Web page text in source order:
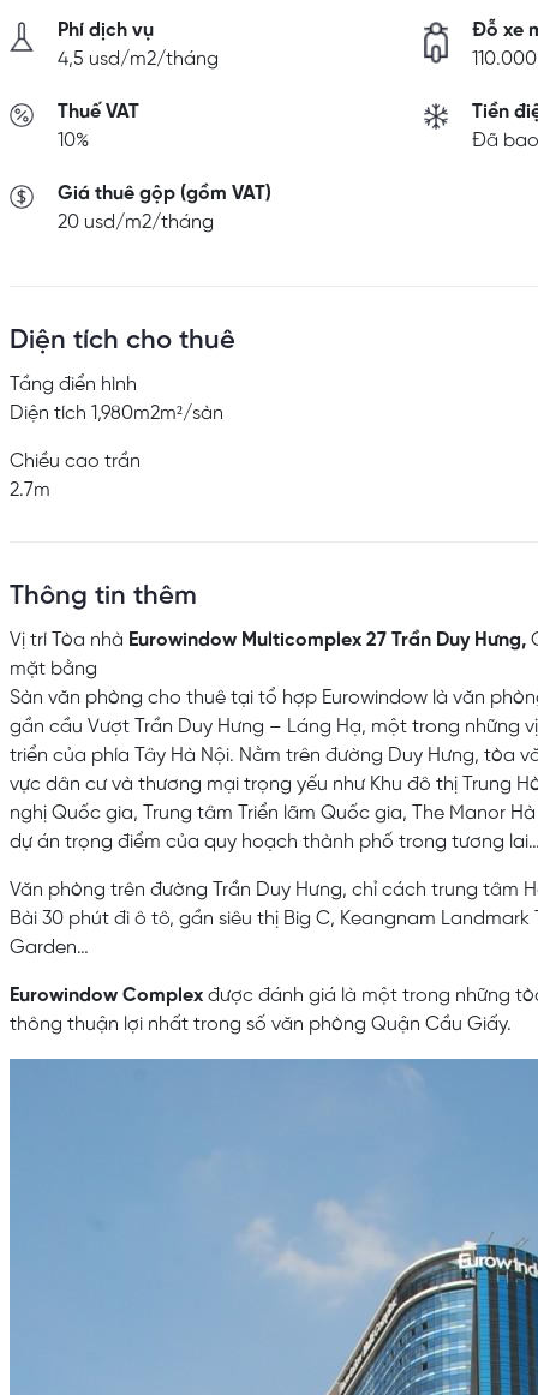
Phí dịch vụ
4,5 usd/m2/tháng
Đỗ xe
Thuế VAT
10%
Tiền
Đã
Giá thuê gộp (gồm VAT)
20 usd/m2/tháng
Diện tích cho thuê
Tầng điển hình
Diện tích 1,980m2m²/sàn
Chiều cao trần
2.7m
Thông tin thêm
Vị trí Tòa nhà Eurowindow Multicomplex 27 Trần Duy Hưng,
mặt bằng
Sàn văn phòng cho thuê tại tổ hợp Eurowindow là văn
gần cầu Vượt Trần Duy Hưng – Láng Hạ, một trong những
triển của phía Tây Hà Nội. Nằm trên đường Duy Hưng, tòa
vực dân cư và thương mại trọng yếu như Khu đô thị Trung
nghị Quốc gia, Trung tâm Triển lãm Quốc gia, The Manor
dự án trọng điểm của quy hoạch thành phố trong tương
Văn phòng trên đường Trần Duy Hưng, chỉ cách trung tâm
Bài 30 phút đi ô tô, gần siêu thị Big C, Keangnam Landmark
Garden…
Eurowindow Complexđược đánh giá là một trong những
thông thuận lợi nhất trong số văn phòng Quận Cầu Giấy.